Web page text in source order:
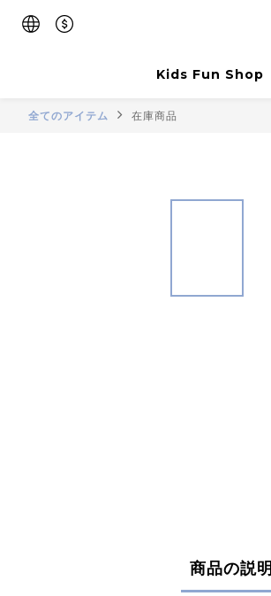
Kids Fun Shop
全てのアイテム 在庫商品
商品の説明